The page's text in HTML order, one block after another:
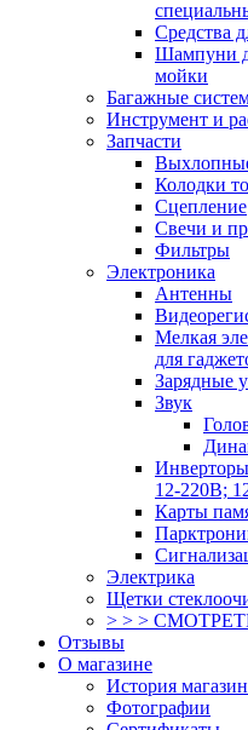
Средства
Шампуни
мойки
Багажные
Инструмент и
Запчасти
Колодки
Сцепление
Свечи и
Фильтры
Электроника
Антенны
Мелкая
для
Зарядные
Звук
12-220В;
Карты
Электрика
Щетки
> > >
Отзывы
О магазине
История
Фотографии